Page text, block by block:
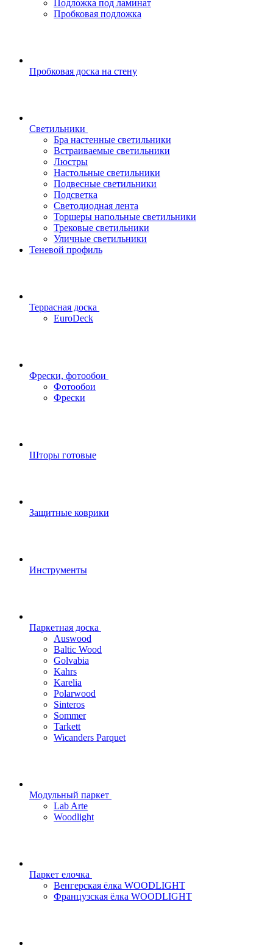
Подложка под ламинат
Пробковая подложка
Пробковая доска на стену
Светильники
Бра настенные светильники
Встраиваемые светильники
Люстры
Настольные светильники
Подвесные светильники
Подсветка
Светодиодная лента
Торшеры напольные светильники
Трековые светильники
Уличные светильники
Теневой профиль
Террасная доска
EuroDeck
Фрески, фотообои
Фотообои
Фрески
Шторы готовые
Защитные коврики
Инструменты
Паркетная доска
Auswood
Baltic Wood
Golvabia
Kahrs
Karelia
Polarwood
Sinteros
Sommer
Tarkett
Wicanders Parquet
Модульный паркет
Lab Arte
Woodlight
Паркет елочка
Венгерская ёлка WOODLIGHT
Французская ёлка WOODLIGHT